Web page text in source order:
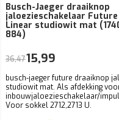
Busch-Jaeger draaiknop
jaloezieschakelaar Future
Linear studiowit mat
884)
busch-jaeger future draaiknop
studiowit mat. Als afdekking
inbouwjaloezieschakelaar/
Voor sokkel 2712,2713 U.
36,4715,99